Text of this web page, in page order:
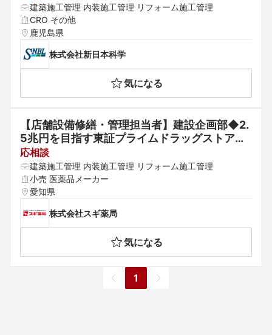
建築施工管理 内装施工管理 リフォーム施工管理
CRO その他
鹿児島県
株式会社新日本科学
気になる
【店舗設備修繕・管理担当者】建設企画部◆2.
5兆円を目指す東証プライムドラッグストアチ
ェーン
応相談
建築施工管理 内装施工管理 リフォーム施工管理
小売 医薬品メーカー
愛知県
株式会社スギ薬局
気になる
1